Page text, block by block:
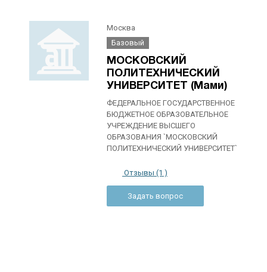
Москва
Базовый
МОСКОВСКИЙ
ПОЛИТЕХНИЧЕСКИЙ
УНИВЕРСИТЕТ (Мами)
ФЕДЕРАЛЬНОЕ ГОСУДАРСТВЕННОЕ
БЮДЖЕТНОЕ ОБРАЗОВАТЕЛЬНОЕ
УЧРЕЖДЕНИЕ ВЫСШЕГО
ОБРАЗОВАНИЯ `МОСКОВСКИЙ
ПОЛИТЕХНИЧЕСКИЙ УНИВЕРСИТЕТ`
Отзывы (1 )
Задать вопрос